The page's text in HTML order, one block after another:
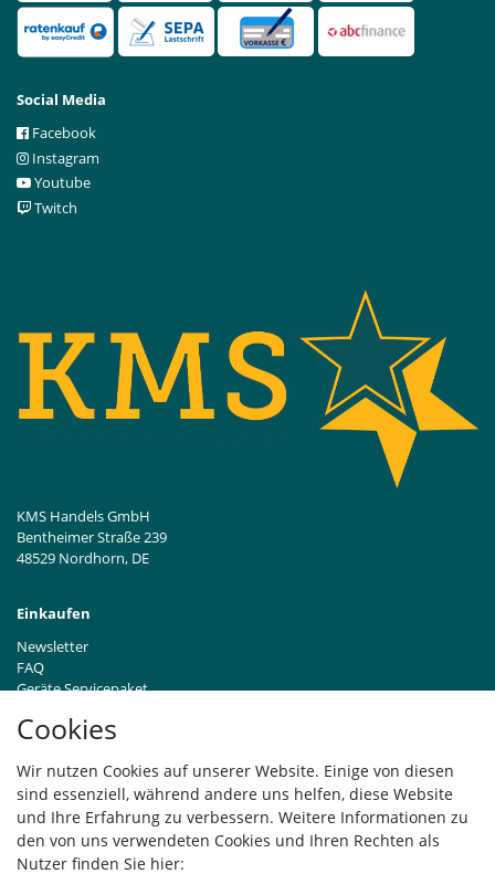
Cookies
Wir nutzen Cookies auf unserer Website. Einige von diesen
sind essenziell, während andere uns helfen, diese Website
und Ihre Erfahrung zu verbessern. Weitere Informationen zu
den von uns verwendeten Cookies und Ihren Rechten als
Nutzer finden Sie hier:
Social Media
Facebook
Instagram
Youtube
Twitch
KMS Handels GmbH
Bentheimer Straße 239
48529 Nordhorn, DE
Einkaufen
Newsletter
FAQ
Geräte Servicepaket
Händleranfragen B2B
Widerrufsrecht
Vertrag widerrufen
Versand